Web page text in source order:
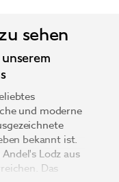
sehen
und moderne
bekannt ist.
Lodz aus
Das